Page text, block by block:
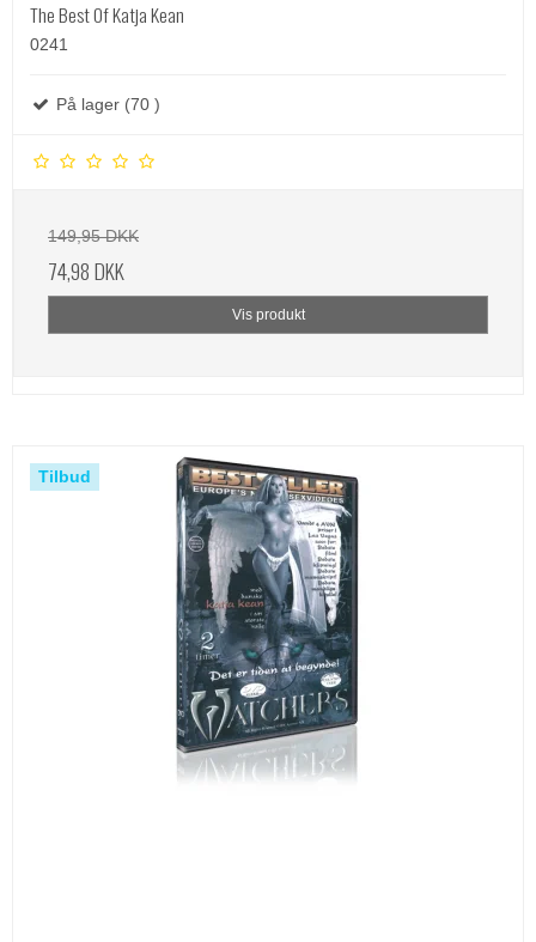
The Best Of Katja Kean
0241
På lager (70 )
149,95 DKK
74,98 DKK
Vis produkt
Tilbud